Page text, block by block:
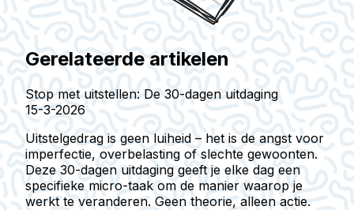
Gerelateerde artikelen
Stop met uitstellen: De 30-dagen uitdaging
15-3-2026
Uitstelgedrag is geen luiheid – het is de angst voor
imperfectie, overbelasting of slechte gewoonten.
Deze 30-dagen uitdaging geeft je elke dag een
specifieke micro-taak om de manier waarop je
werkt te veranderen. Geen theorie, alleen actie.